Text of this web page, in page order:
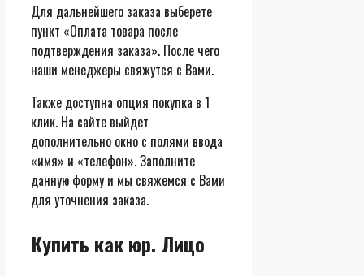
Для дальнейшего заказа выберете
пункт «Оплата товара после
подтверждения заказа». После чего
наши менеджеры свяжутся с Вами.
Также доступна опция покупка в 1
клик. На сайте выйдет
дополнительно окно с полями ввода
«имя» и «телефон». Заполните
данную форму и мы свяжемся с Вами
для уточнения заказа.
Купить как юр. Лицо